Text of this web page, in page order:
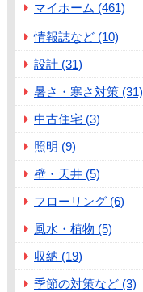
マイホーム (461)
情報誌など (10)
設計 (31)
暑さ・寒さ対策 (31)
中古住宅 (3)
照明 (9)
壁・天井 (5)
フローリング (6)
風水・植物 (5)
収納 (19)
季節の対策など (3)